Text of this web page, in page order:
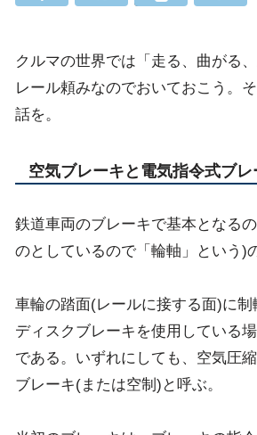
クルマの世界では「走る、曲がる
レール頼みなのでおいておこう。
話を。
空気ブレーキと電気指令式ブレ
鉄道車両のブレーキで基本となる
のとしているので「輪軸」という)
車輪の踏面(レールに接する面)に
ディスクブレーキを使用している
である。いずれにしても、空気圧
ブレーキ(または空制)と呼ぶ。